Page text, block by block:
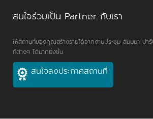
สนใจร่วมเป็น Partner กับเรา
ให้สถานที่ของคุณสร้างรายได้จากงานประชุม สัมมนา ปา
ท์ต่างๆ ได้มากยิ่งขึ้น
สนใจลงประกาศสถานที่